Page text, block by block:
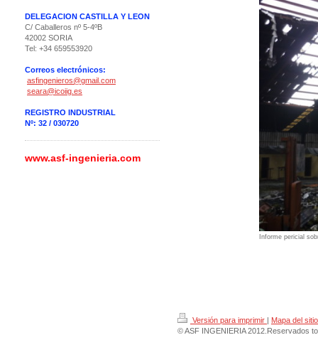
Informe pericial
DELEGACION CASTILLA Y LEON
C/ Caballeros nº 5-4ºB
42002 SORIA
Tel: +34 659553920
Correos electrónicos:
asfingenieros@gmail.com
seara@icoiig.es
REGISTRO INDUSTRIAL
Nº: 32 / 030720
www.asf-ingenieria.com
Versión para imprimir | Mapa del sitio
© ASF INGENIERIA 2012.Reservados